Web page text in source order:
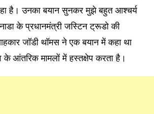
है। उनका बयान सुनकर मुझे बहुत आश्चर्य
के प्रधानमंत्री जस्टिन ट्रूडो की
जॉडी थॉमस ने एक बयान में कहा था
आंतरिक मामलों में हस्‍तक्षेप करता है।